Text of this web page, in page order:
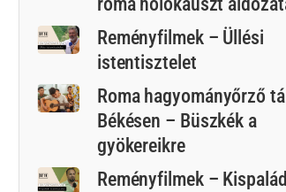
Reményfilmek – Üllési
istentisztelet
Roma hagyományőrző
Békésen – Büszkék a
gyökereikre
Reményfilmek –